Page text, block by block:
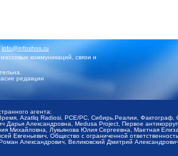
info@infoshos.ru
коммуникаций, связи и
редакции
агента:
Azatliq Radiosi, PCE/PC, Сибирь.Реалии,
Дарья Александровна, Medusa Project, Первое
Лукьянова Юлия Сергеевна, Маетная
Евгеньевич, Общество с ограниченной
Александрович, Великовский Дмитрий